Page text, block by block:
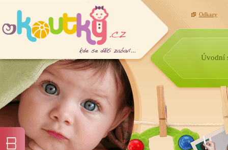
Odkazy
Úvodní